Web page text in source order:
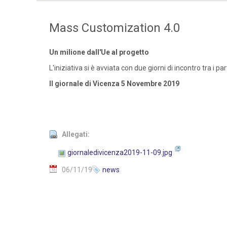
Mass Customization 4.0
Un milione dall'Ue al progetto
L'iniziativa si è avviata con due giorni di incontro tra i
Il giornale di Vicenza 5 Novembre 2019
Allegati:
giornaledivicenza2019-11-09.jpg
06/11/19 news